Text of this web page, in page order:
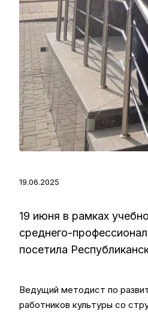
19.06.2025
19 июня в рамках
среднего-
посетила
Ведущий методист по
работников культуры со